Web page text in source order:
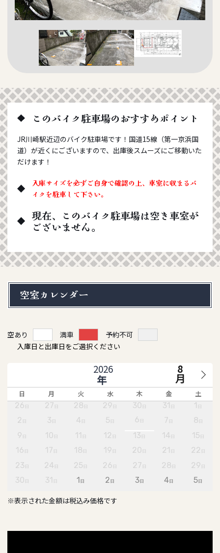
このバイク駐車場のおすすめポイント
JR川崎駅近辺のバイク駐車場です！国道15線（第一京浜国
道）が近くにございますので、出庫後スムーズにご移動いた
だけます！
入庫サイズを必ずご自身で確認の上、車室に収まるバ
イクを駐車して下さい。
現在、このバイク駐車場は空き車室が
ございません。
空室カレンダー
空あり 満車
予約不可
入庫日と出庫日をご選択ください
8
月
日 月 火 水 木 金
土
26 日 27 日 28 日 29 日 30 日 31 日 1 日
2 日 3 日 4 日 5 日 6 日 7 日 8 日
9 日 10 日 11 日 12 日 13 日 14 日 15 日
16 日 17 日 18 日 19 日 20 日 21 日 22 日
23 日 24 日 25 日 26 日 27 日 28 日 29 日
30 日 31 日 1 日 2日 3日 4日 5日
※表示された金額は税込み価格です